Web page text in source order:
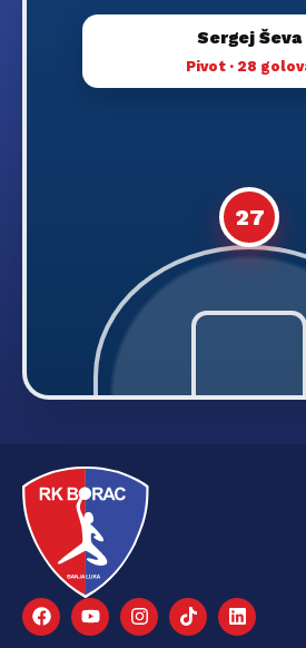
27
Sergej Ševa
Pivot · 28